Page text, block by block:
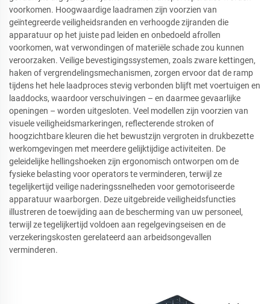
voorkomen. Hoogwaardige laadramen zijn voorzien van
geïntegreerde veiligheidsranden en verhoogde zijranden die
apparatuur op het juiste pad leiden en onbedoeld afrollen
voorkomen, wat verwondingen of materiële schade zou kunnen
veroorzaken. Veilige bevestigingssystemen, zoals zware kettingen,
haken of vergrendelingsmechanismen, zorgen ervoor dat de ramp
tijdens het hele laadproces stevig verbonden blijft met voertuigen en
laaddocks, waardoor verschuivingen – en daarmee gevaarlijke
openingen – worden uitgesloten. Veel modellen zijn voorzien van
visuele veiligheidsmarkeringen, reflecterende stroken of
hoogzichtbare kleuren die het bewustzijn vergroten in drukbezette
werkomgevingen met meerdere gelijktijdige activiteiten. De
geleidelijke hellingshoeken zijn ergonomisch ontworpen om de
fysieke belasting voor operators te verminderen, terwijl ze
tegelijkertijd veilige naderingssnelheden voor gemotoriseerde
apparatuur waarborgen. Deze uitgebreide veiligheidsfuncties
illustreren de toewijding aan de bescherming van uw personeel,
terwijl ze tegelijkertijd voldoen aan regelgevingseisen en de
verzekeringskosten gerelateerd aan arbeidsongevallen
verminderen.